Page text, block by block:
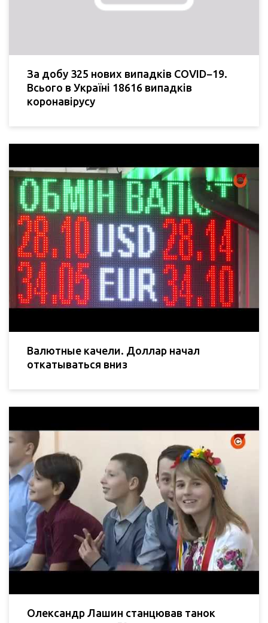
За добу 325 нових випадків COVID−19.
Всього в Україні 18616 випадків
коронавірусу
Валютные качели. Доллар начал
откатываться вниз
Олександр Лашин станцював танок